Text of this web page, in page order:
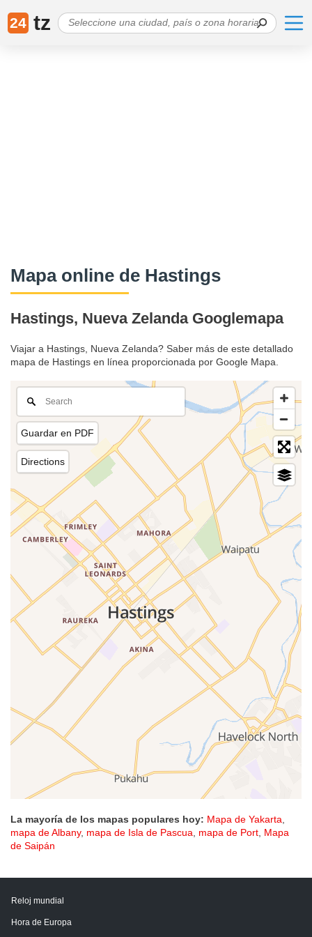
24 tz
Mapa online de Hastings
Hastings, Nueva Zelanda Googlemapa
Viajar a Hastings, Nueva Zelanda? Saber más de este detallado
mapa de Hastings en línea proporcionada por Google Mapa.
Guardar en PDF
Directions
La mayoría de los mapas populares hoy: Mapa de Yakarta,
mapa de Albany, mapa de Isla de Pascua, mapa de Port, Mapa
de Saipán
Reloj mundial
Hora de Europa